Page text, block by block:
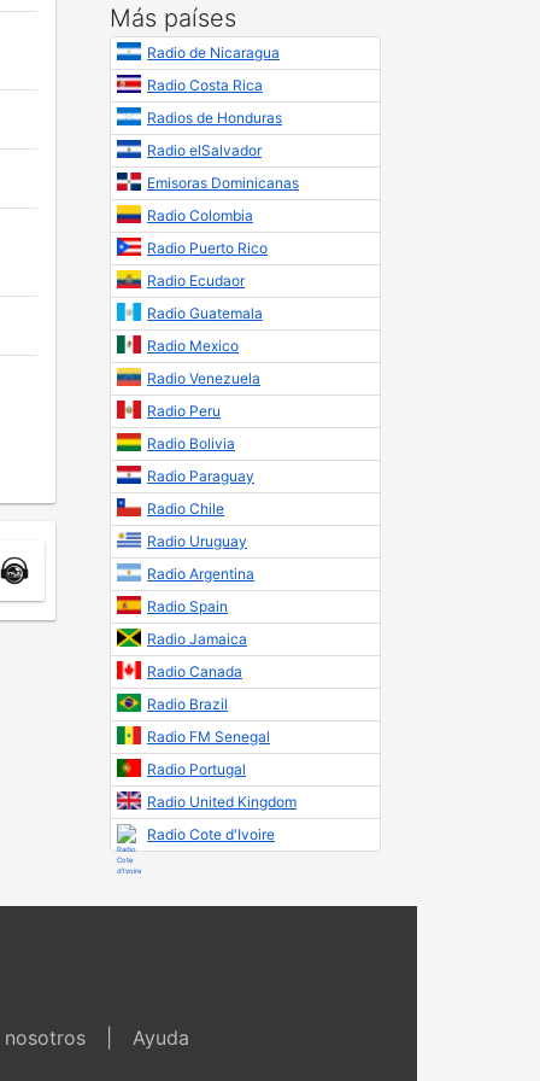
Más países
Radio de Nicaragua
Radio Costa Rica
Radios de Honduras
Radio elSalvador
Emisoras Dominicanas
Radio Colombia
Radio Puerto Rico
Radio Ecudaor
Radio Guatemala
Radio Mexico
Radio Venezuela
Radio Peru
Radio Bolivia
Radio Paraguay
Radio Chile
Radio Uruguay
Radio Argentina
Radio Spain
Radio Jamaica
Radio Canada
Radio Brazil
Radio FM Senegal
Radio Portugal
Radio United Kingdom
Radio Cote d'Ivoire
nosotros Ayuda